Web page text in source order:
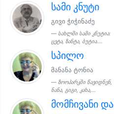
სამი კნუტი
გივი ჭიჭინაძე
სახლში სამი კნუტია:
ცეტა, ზანტა, ბუტია....
სპილო
მანანა ტონია
ზოოპარკში წავიდნენ,
ნანა, გიგი, კახა,...
მომჩივანი